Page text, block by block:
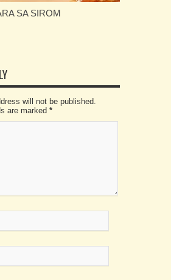
SA SIROM
will not be published.
are marked *